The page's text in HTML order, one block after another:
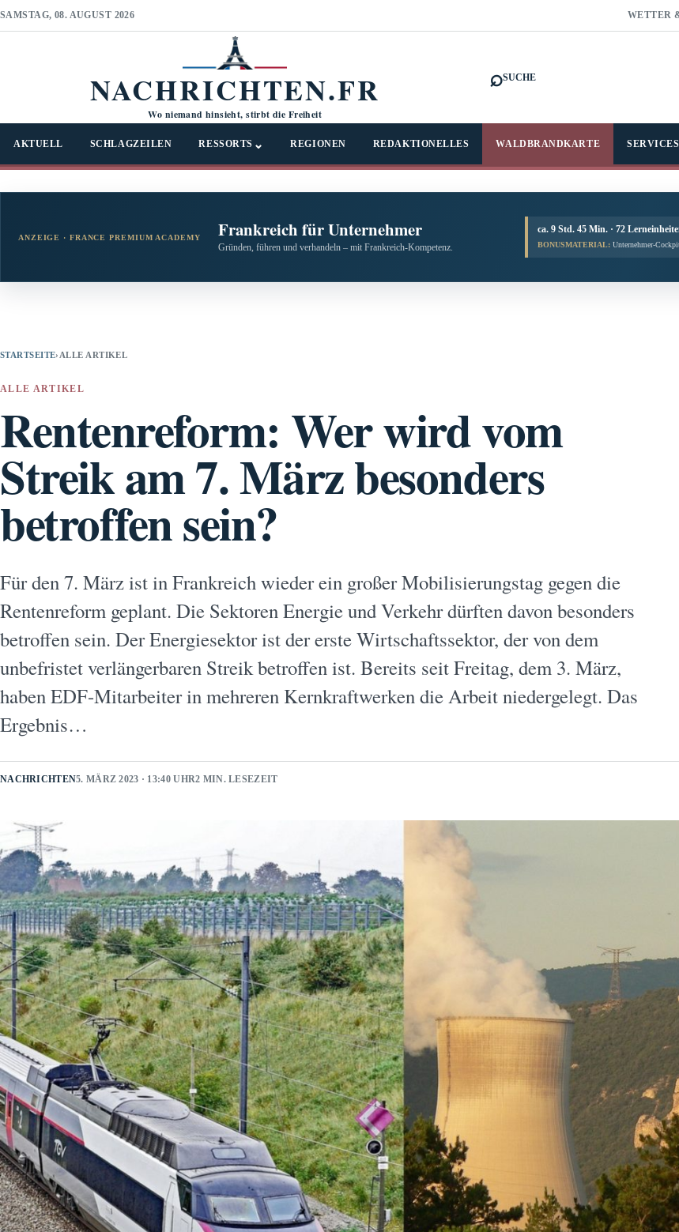
SAMSTAG, 08. AUGUST 2026 WETTER
NACHRICHTEN.FR
Wo niemand hinsieht, stirbt die Freiheit
⌕SUCHE
AKTUELL SCHLAGZEILEN RESSORTS ⌄ REGIONEN REDAKTIONELLES WALDBRANDKARTE SERVICES
ANZEIGE · FRANCE PREMIUM ACADEMY Frankreich für Unternehmer
Gründen, führen und verhandeln – mit Frankreich-Kompetenz.
ca. 9 Std. 45 Min. · 72
BONUSMATERIAL: Unternehmer-
STARTSEITE› ALLE ARTIKEL
ALLE ARTIKEL
Rentenreform: Wer wird vom
Streik am 7. März besonders
betroffen sein?
Für den 7. März ist in Frankreich wieder ein großer Mobilisierungstag gegen die
Rentenreform geplant. Die Sektoren Energie und Verkehr dürften davon besonders
betroffen sein. Der Energiesektor ist der erste Wirtschaftssektor, der von dem
unbefristet verlängerbaren Streik betroffen ist. Bereits seit Freitag, dem 3. März,
haben EDF-Mitarbeiter in mehreren Kernkraftwerken die Arbeit niedergelegt. Das
Ergebnis…
NACHRICHTEN5. MÄRZ 2023 · 13:40 UHR2 MIN. LESEZEIT